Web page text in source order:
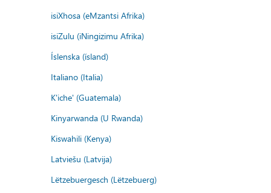
isiXhosa (eMzantsi Afrika)
isiZulu (iNingizimu Afrika)
Íslenska (ísland)
Italiano (Italia)
K'iche' (Guatemala)
Kinyarwanda (U Rwanda)
Kiswahili (Kenya)
Latviešu (Latvija)
Lëtzebuergesch (Lëtzebuerg)